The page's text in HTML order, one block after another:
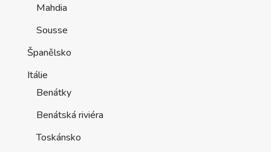
Mahdia
Sousse
Španělsko
Itálie
Benátky
Benátská riviéra
Toskánsko